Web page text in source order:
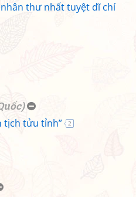
thư nhất tuyệt dĩ chí
)
tịch tửu tỉnh” 2